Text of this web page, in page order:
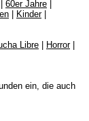
60er Jahre
Kinder|
Libre Horror|
ein, die auch